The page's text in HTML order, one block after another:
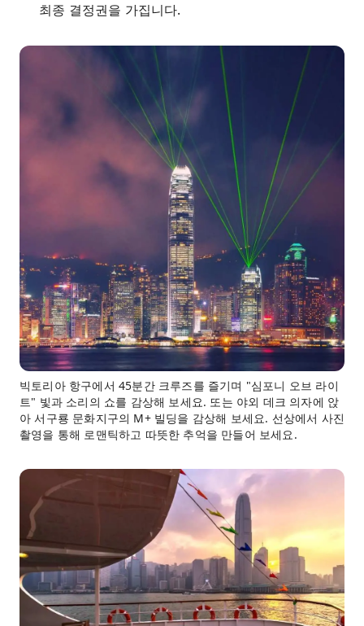
최종 결정권을 가집니다.
빅토리아 항구에서 45분간 크루즈를 즐기며 "심포니 오브 라이
트" 빛과 소리의 쇼를 감상해 보세요. 또는 야외 데크 의자에 앉
아 서구룡 문화지구의 M+ 빌딩을 감상해 보세요. 선상에서 사진
촬영을 통해 로맨틱하고 따뜻한 추억을 만들어 보세요.